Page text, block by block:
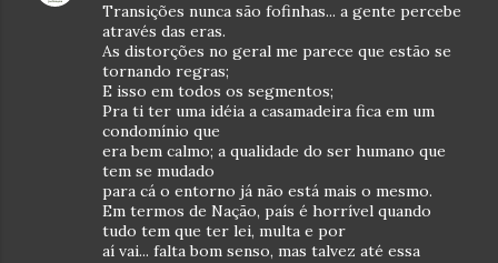
Transições nunca são fofinhas... a gente percebe
através das eras.
As distorções no geral me parece que estão se
tornando regras;
E isso em todos os segmentos;
Pra ti ter uma idéia a casamadeira fica em um
condomínio que
era bem calmo; a qualidade do ser humano que
tem se mudado
para cá o entorno já não está mais o mesmo.
Em termos de Nação, país é horrível quando
tudo tem que ter lei, multa e por
aí vai... falta bom senso, mas talvez até essa